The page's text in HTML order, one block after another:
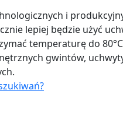
i
lepiej będzie użyć
temperaturę do
gwintów,